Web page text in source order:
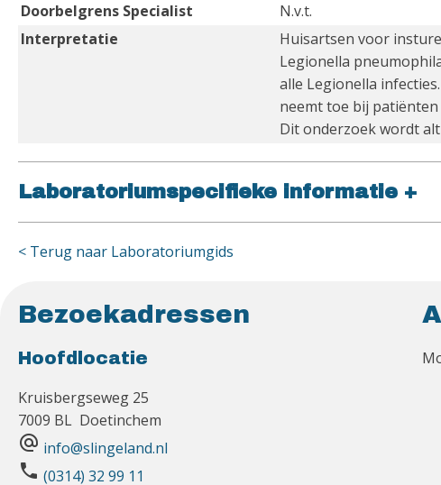
Doorbelgrens Specialist
N.v.t.
Interpretatie
Huisartsen voor
Legionella
alle Legionella
neemt toe bij
Dit onderzoek wordt
Laboratoriumspecifieke informatie +
< Terug naar Laboratoriumgids
Bezoekadressen
Hoofdlocatie
Kruisbergseweg 25
7009 BL Doetinchem
alternate_email info@slingeland.nl
phone (0314) 32 99 11